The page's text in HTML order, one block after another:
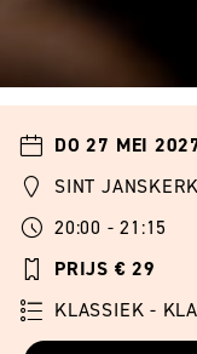
DO 27 MEI
SINT JANSKERK
20:00 - 21:15
PRIJS € 29
KLASSIEK -